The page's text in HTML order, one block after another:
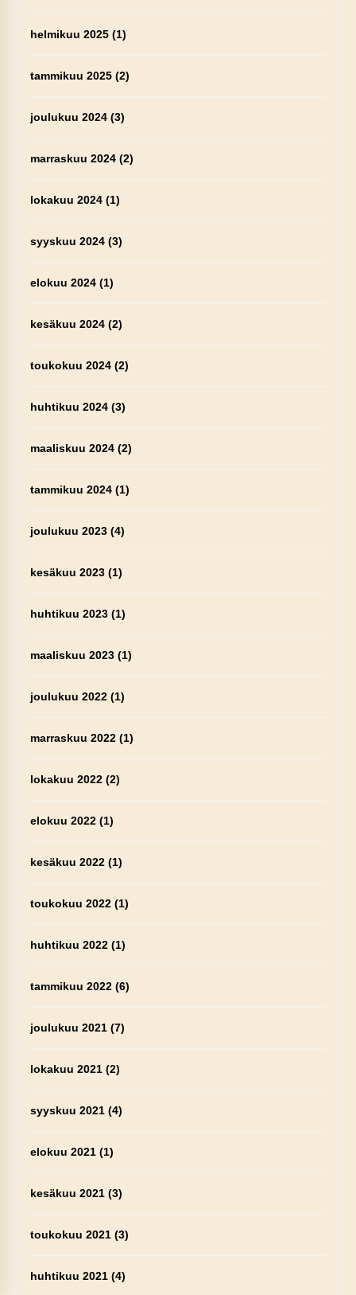
helmikuu 2025(1)
tammikuu 2025(2)
joulukuu 2024(3)
marraskuu 2024(2)
lokakuu 2024(1)
syyskuu 2024(3)
elokuu 2024(1)
kesäkuu 2024(2)
toukokuu 2024(2)
huhtikuu 2024(3)
maaliskuu 2024(2)
tammikuu 2024(1)
joulukuu 2023(4)
kesäkuu 2023(1)
huhtikuu 2023(1)
maaliskuu 2023(1)
joulukuu 2022(1)
marraskuu 2022(1)
lokakuu 2022(2)
elokuu 2022(1)
kesäkuu 2022(1)
toukokuu 2022(1)
huhtikuu 2022(1)
tammikuu 2022(6)
joulukuu 2021(7)
lokakuu 2021(2)
syyskuu 2021(4)
elokuu 2021(1)
kesäkuu 2021(3)
toukokuu 2021(3)
huhtikuu 2021(4)